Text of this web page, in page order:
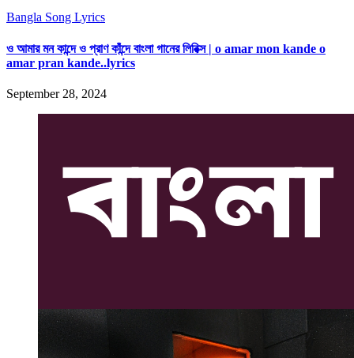
Bangla Song Lyrics
ও আমার মন কান্দে ও প্রাণ কাঁন্দে বাংলা গানের লিরিক্স | o amar mon kande o
amar pran kande..lyrics
September 28, 2024